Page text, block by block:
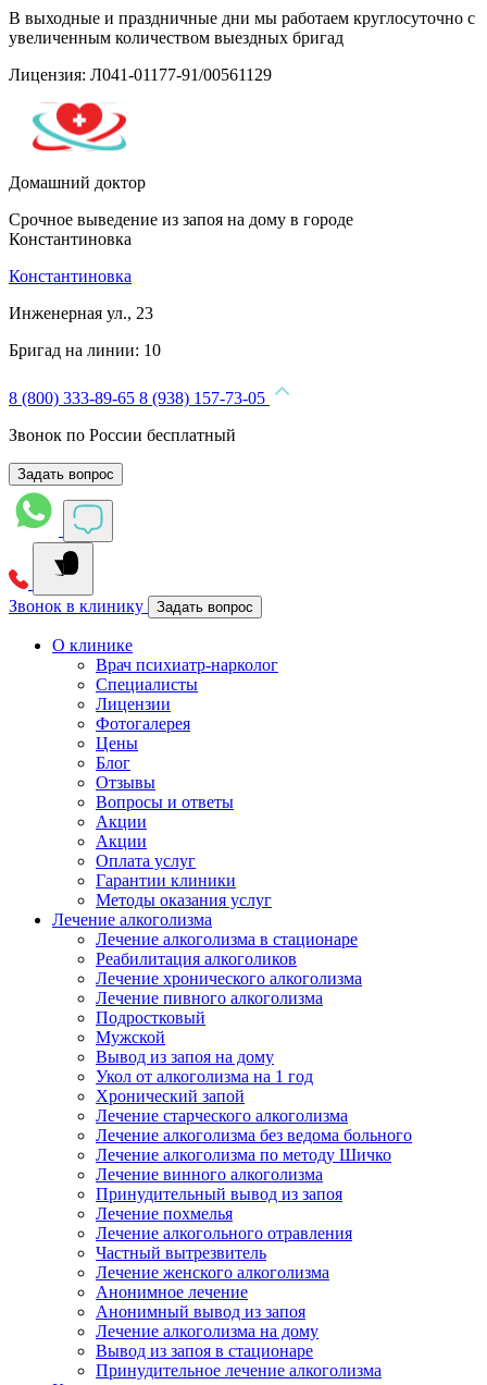
В выходные и праздничные дни мы работаем круглосуточно с
увеличенным количеством выездных бригад
Лицензия: Л041-01177-91/00561129
Домашний доктор
Срочное выведение из запоя на дому в городе
Константиновка
Константиновка
Инженерная ул., 23
Бригад на линии: 10
8 (800) 333-89-65 8 (938) 157-73-05
Звонок по России бесплатный
Задать вопрос
Звонок в клинику Задать вопрос
О клинике
Врач психиатр-нарколог
Специалисты
Лицензии
Фотогалерея
Цены
Блог
Отзывы
Вопросы и ответы
Акции
Акции
Оплата услуг
Гарантии клиники
Методы оказания услуг
Лечение алкоголизма
Лечение алкоголизма в стационаре
Реабилитация алкоголиков
Лечение хронического алкоголизма
Лечение пивного алкоголизма
Подростковый
Мужской
Вывод из запоя на дому
Укол от алкоголизма на 1 год
Хронический запой
Лечение старческого алкоголизма
Лечение алкоголизма без ведома больного
Лечение алкоголизма по методу Шичко
Лечение винного алкоголизма
Принудительный вывод из запоя
Лечение похмелья
Лечение алкогольного отравления
Частный вытрезвитель
Лечение женского алкоголизма
Анонимное лечение
Анонимный вывод из запоя
Лечение алкоголизма на дому
Вывод из запоя в стационаре
Принудительное лечение алкоголизма